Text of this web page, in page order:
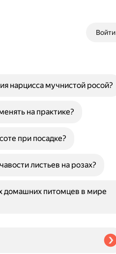
Войти
нарцисса мучнистой росой?
на практике?
при посадке?
листьев на розах?
домашних питомцев в мире